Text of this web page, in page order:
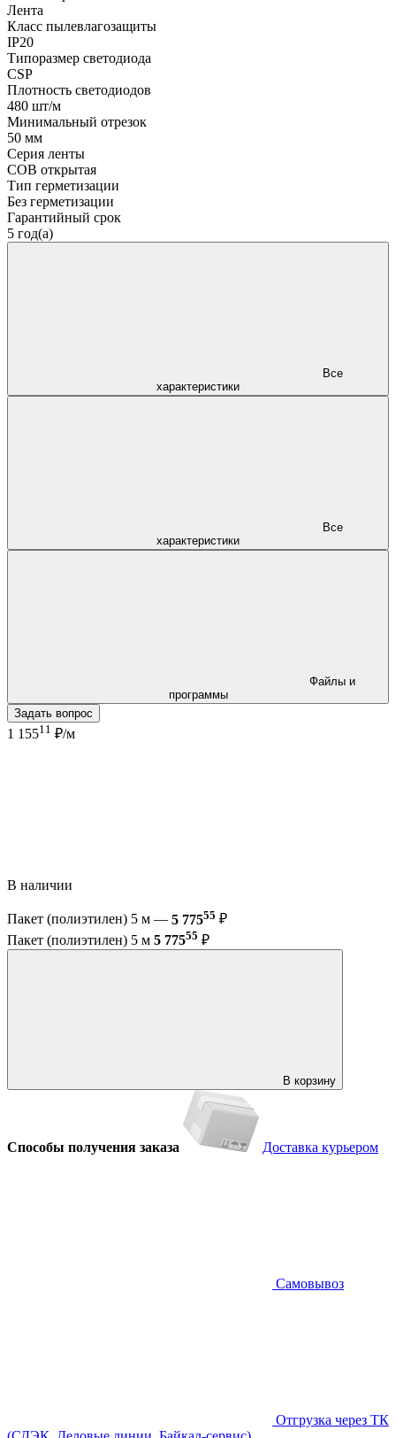
Лента
Класс пылевлагозащиты
IP20
Типоразмер светодиода
CSP
Плотность светодиодов
480 шт/м
Минимальный отрезок
50 мм
Серия ленты
COB открытая
Тип герметизации
Без герметизации
Гарантийный срок
5 год(а)
характеристики
характеристики
программы
Задать вопрос
1 15511 ₽/м
В наличии
Пакет (полиэтилен) 5 м — 5 77555 ₽
Пакет (полиэтилен) 5 м 5 77555 ₽
В корзину
Способы получения заказа Доставка курьером
Самовывоз
Отгрузка через ТК